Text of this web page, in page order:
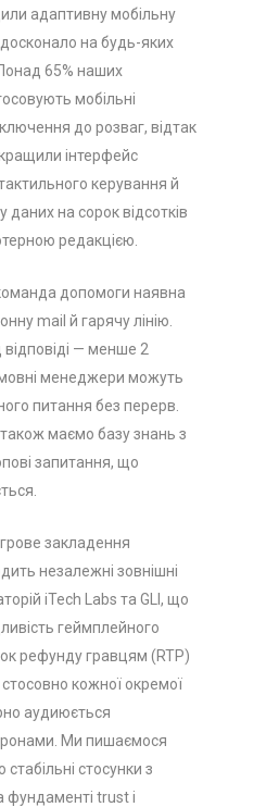
адаптивну мобільну
на будь-яких
65% наших
мобільні
до розваг, відтак
інтерфейс
керування й
на сорок відсотків
редакцією.
допомоги наявна
mail й гарячу лінію.
— менше 2
менеджери можуть
питання без перерв.
маємо базу знань з
запитання, що
закладення
незалежні зовнішні
iTech Labs та GLI, що
геймплейного
рефунду гравцям (RTP)
кожної окремої
аудиюється
Ми пишаємося
стосунки з
фундаменті trust і